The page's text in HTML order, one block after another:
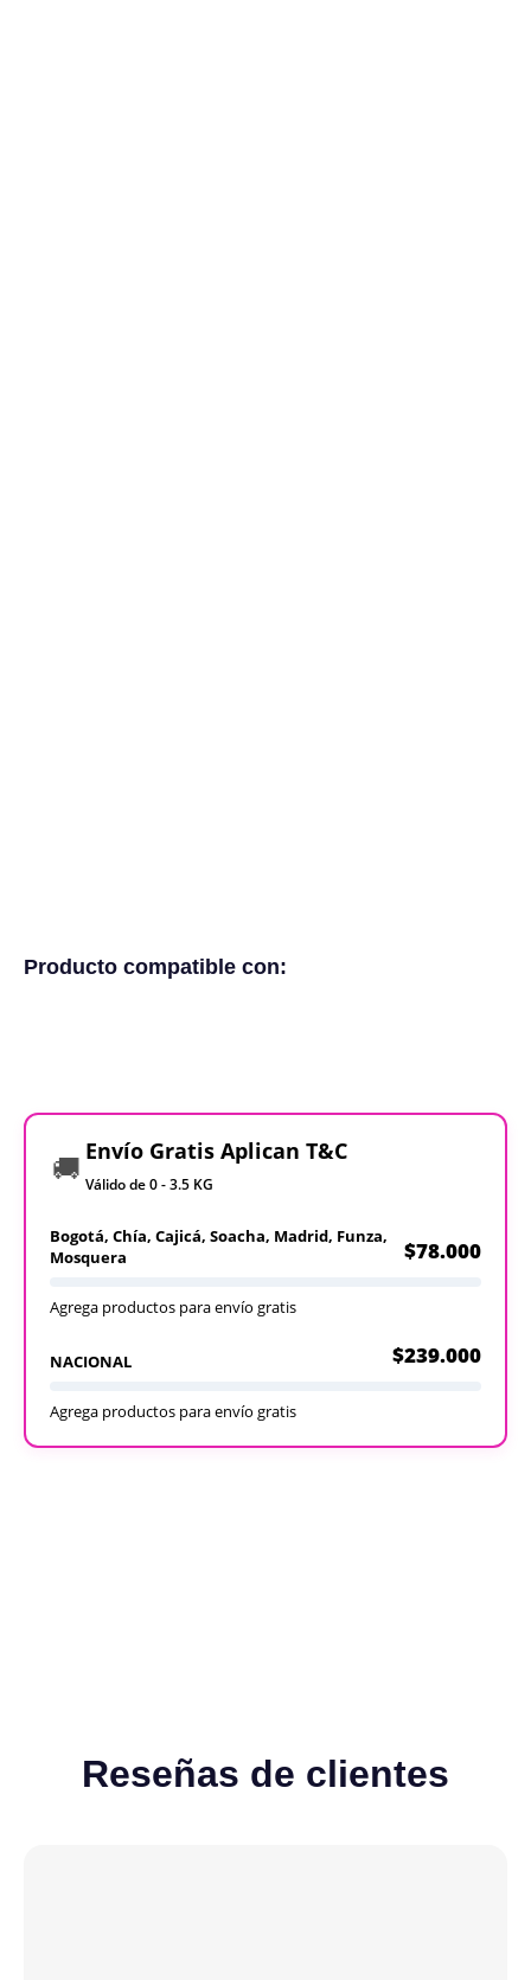
Producto compatible con:
🚚 Envío Gratis Aplican T&C
Válido de 0 - 3.5 KG
Bogotá, Chía, Cajicá, Soacha, Madrid, Funza,
Mosquera
$78.000
Agrega productos para envío gratis
NACIONAL $239.000
Agrega productos para envío gratis
Reseñas de clientes